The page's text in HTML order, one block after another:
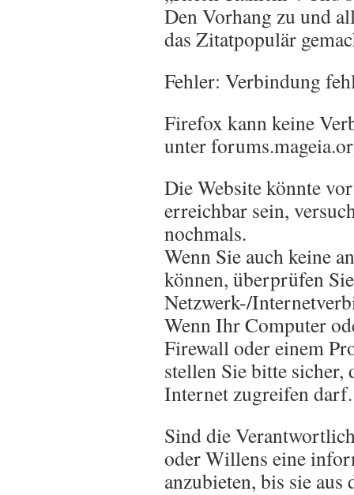
Den Vorhang zu und
das Zitatpopulär
Fehler: Verbindung
Firefox kann keine
unter
Die Website könnte
erreichbar sein,
nochmals.
Wenn Sie auch keine
können, überprüfen
Netzwerk-/
Wenn Ihr Computer
Firewall oder einem
stellen Sie bitte sicher,
Internet zugreifen darf.
Sind die
oder Willens eine
anzubieten, bis sie